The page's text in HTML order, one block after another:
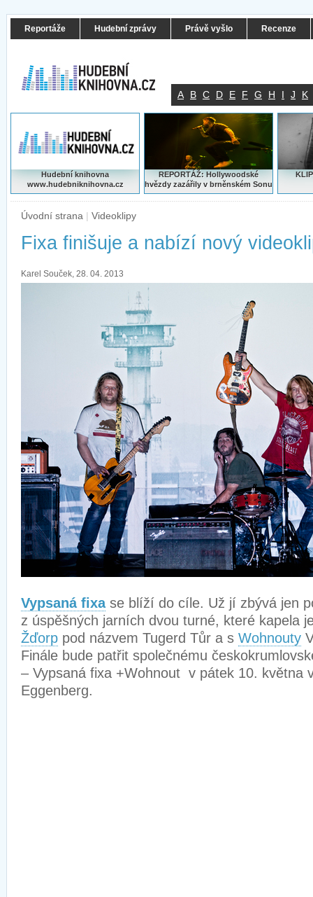
Reportáže Hudební zprávy Právě vyšlo Recenze
A B C D E F G H I J K
Hudební knihovna
www.hudebniknihovna.cz
REPORTÁŽ: Hollywoodské
hvězdy zazářily v brněnském Sonu
Úvodní strana | Videoklipy
Fixa finišuje a nabízí nový
Karel Souček, 28. 04. 2013
Vypsaná fixase blíží do cíle. Už jí zbývá jen
z úspěšných jarních dvou turné, které kapela
Žďorp pod názvem Tugerd Tůr a s Wohnouty
Finále bude patřit společnému
– Vypsaná fixa +Wohnout v pátek 10. května
Eggenberg.